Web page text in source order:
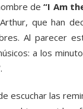
de“I Am
que han
Al parecer
a los
.
escuchar las